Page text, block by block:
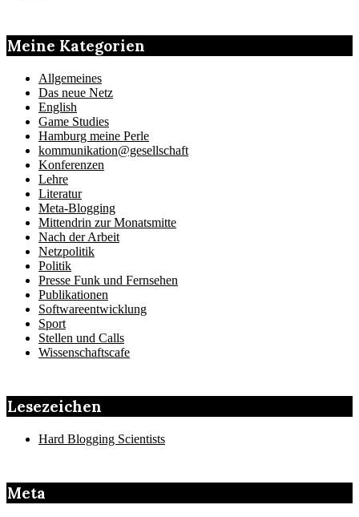
Meine Kategorien
Allgemeines
Das neue Netz
English
Game Studies
Hamburg meine Perle
kommunikation@gesellschaft
Konferenzen
Lehre
Literatur
Meta-Blogging
Mittendrin zur Monatsmitte
Nach der Arbeit
Netzpolitik
Politik
Presse Funk und Fernsehen
Publikationen
Softwareentwicklung
Sport
Stellen und Calls
Wissenschaftscafe
Lesezeichen
Hard Blogging Scientists
Meta